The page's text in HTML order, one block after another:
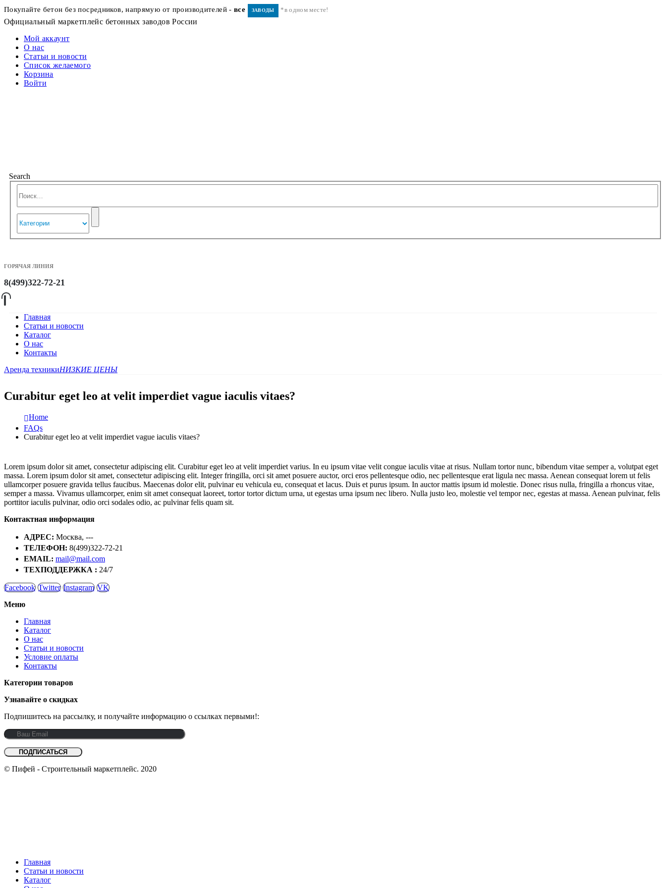
Покупайте бетон без посредников, напрямую от производителей -все ЗАВОДЫ *в одном месте!
Официальный маркетплейс бетонных заводов России
Мой аккаунт
О нас
Статьи и новости
Список желаемого
Корзина
Войти
Search
ГОРЯЧАЯ ЛИНИЯ
8(499)322-72-21
Главная
Статьи и новости
Каталог
О нас
Контакты
Аренда техникиНИЗКИЕ ЦЕНЫ
Curabitur eget leo at velit imperdiet vague iaculis vitaes?
Home
FAQs
Curabitur eget leo at velit imperdiet vague iaculis vitaes?
Lorem ipsum dolor sit amet, consectetur adipiscing elit. Curabitur eget leo at velit imperdiet varius. In eu ipsum vitae velit congue iaculis vitae at risus. Nullam tortor nunc, bibendum vitae semper a, volutpat eget
massa. Lorem ipsum dolor sit amet, consectetur adipiscing elit. Integer fringilla, orci sit amet posuere auctor, orci eros pellentesque odio, nec pellentesque erat ligula nec massa. Aenean consequat lorem ut felis
ullamcorper posuere gravida tellus faucibus. Maecenas dolor elit, pulvinar eu vehicula eu, consequat et lacus. Duis et purus ipsum. In auctor mattis ipsum id molestie. Donec risus nulla, fringilla a rhoncus vitae,
semper a massa. Vivamus ullamcorper, enim sit amet consequat laoreet, tortor tortor dictum urna, ut egestas urna ipsum nec libero. Nulla justo leo, molestie vel tempor nec, egestas at massa. Aenean pulvinar, felis
porttitor iaculis pulvinar, odio orci sodales odio, ac pulvinar felis quam sit.
Контактная информация
АДРЕС: Москва, ---
ТЕЛЕФОН: 8(499)322-72-21
EMAIL: mail@mail.com
ТЕХПОДДЕРЖКА : 24/7
Facebook Twitter Instagram VK
Меню
Главная
Каталог
О нас
Статьи и новости
Условие оплаты
Контакты
Категории товаров
Узнавайте о скидках
Подпишитесь на рассылку, и получайте информацию о ссылках первыми!:
© Пифей - Строительный маркетплейс. 2020
Главная
Статьи и новости
Каталог